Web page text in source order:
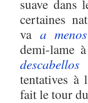
suave dans
certaines
va a menos
demi-lame
descabellos
tentatives à
fait le tour du